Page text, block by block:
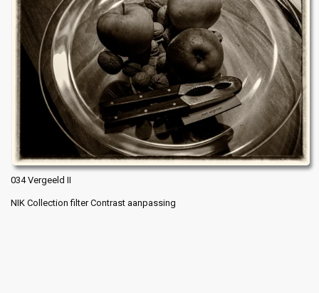
034 Vergeeld II
NIK Collection filter Contrast aanpassing